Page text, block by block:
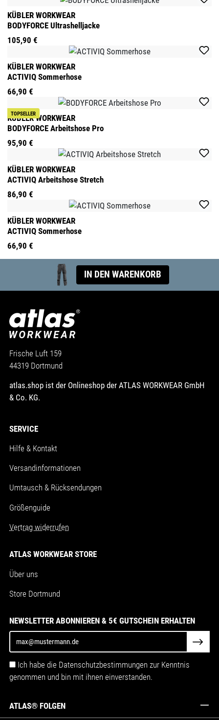
KÜBLER WORKWEAR
BODYFORCE Ultrashelljacke
105,90 €
KÜBLER WORKWEAR
ACTIVIQ Sommerhose
66,90 €
TOPSELLER
KÜBLER WORKWEAR
BODYFORCE Arbeitshose Pro
95,90 €
KÜBLER WORKWEAR
ACTIVIQ Arbeitshose Stretch
86,90 €
KÜBLER WORKWEAR
ACTIVIQ Sommerhose
66,90 €
IN DEN WARENKORB
Frische Luft 159
44319 Dortmund
atlas.shop ist der Onlineshop der ATLAS WORKWEAR GmbH
& Co. KG.
SERVICE
Hilfe & Kontakt
Versandinformationen
Umtausch & Rücksendungen
Größenguide
Vertrag widerrufen
ATLAS WORKWEAR STORE
Über uns
Store Dortmund
NEWSLETTER ABONNIEREN & 5€ GUTSCHEIN ERHALTEN
Ich habe die Datenschutzbestimmungen zur Kenntnis
genommen und bin mit ihnen einverstanden.
ATLAS® FOLGEN